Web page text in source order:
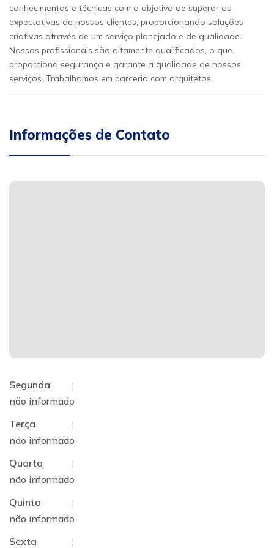
conhecimentos e técnicas com o objetivo de superar as
expectativas de nossos clientes, proporcionando soluções
criativas através de um serviço planejado e de qualidade.
Nossos profissionais são altamente qualificados, o que
proporciona segurança e garante a qualidade de nossos
serviços. Trabalhamos em parceria com arquitetos.
Informações de Contato
Segunda
:
não informado
Terça
:
não informado
Quarta
:
não informado
Quinta
:
não informado
Sexta
: